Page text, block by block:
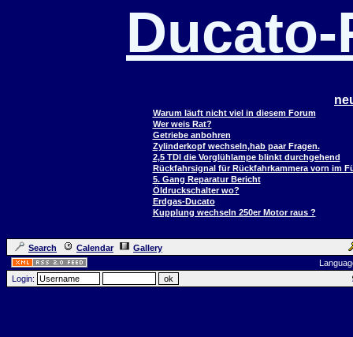
Warum läuft nicht viel in diesem Forum
Wer weis Rat?
Getriebe anbohren
Zylinderkopf wechseln,hab paar Fragen.
2,5 TDI die Vorglühlampe blinkt durchgehend
Rückfahrsignal für Rückfahrkammera vorn im
5. Gang Reparatur Bericht
Öldruckschalter wo?
Erdgas-Ducato
Kupplung wechseln 250er Motor raus ?
Search Calendar
Gallery
Login: